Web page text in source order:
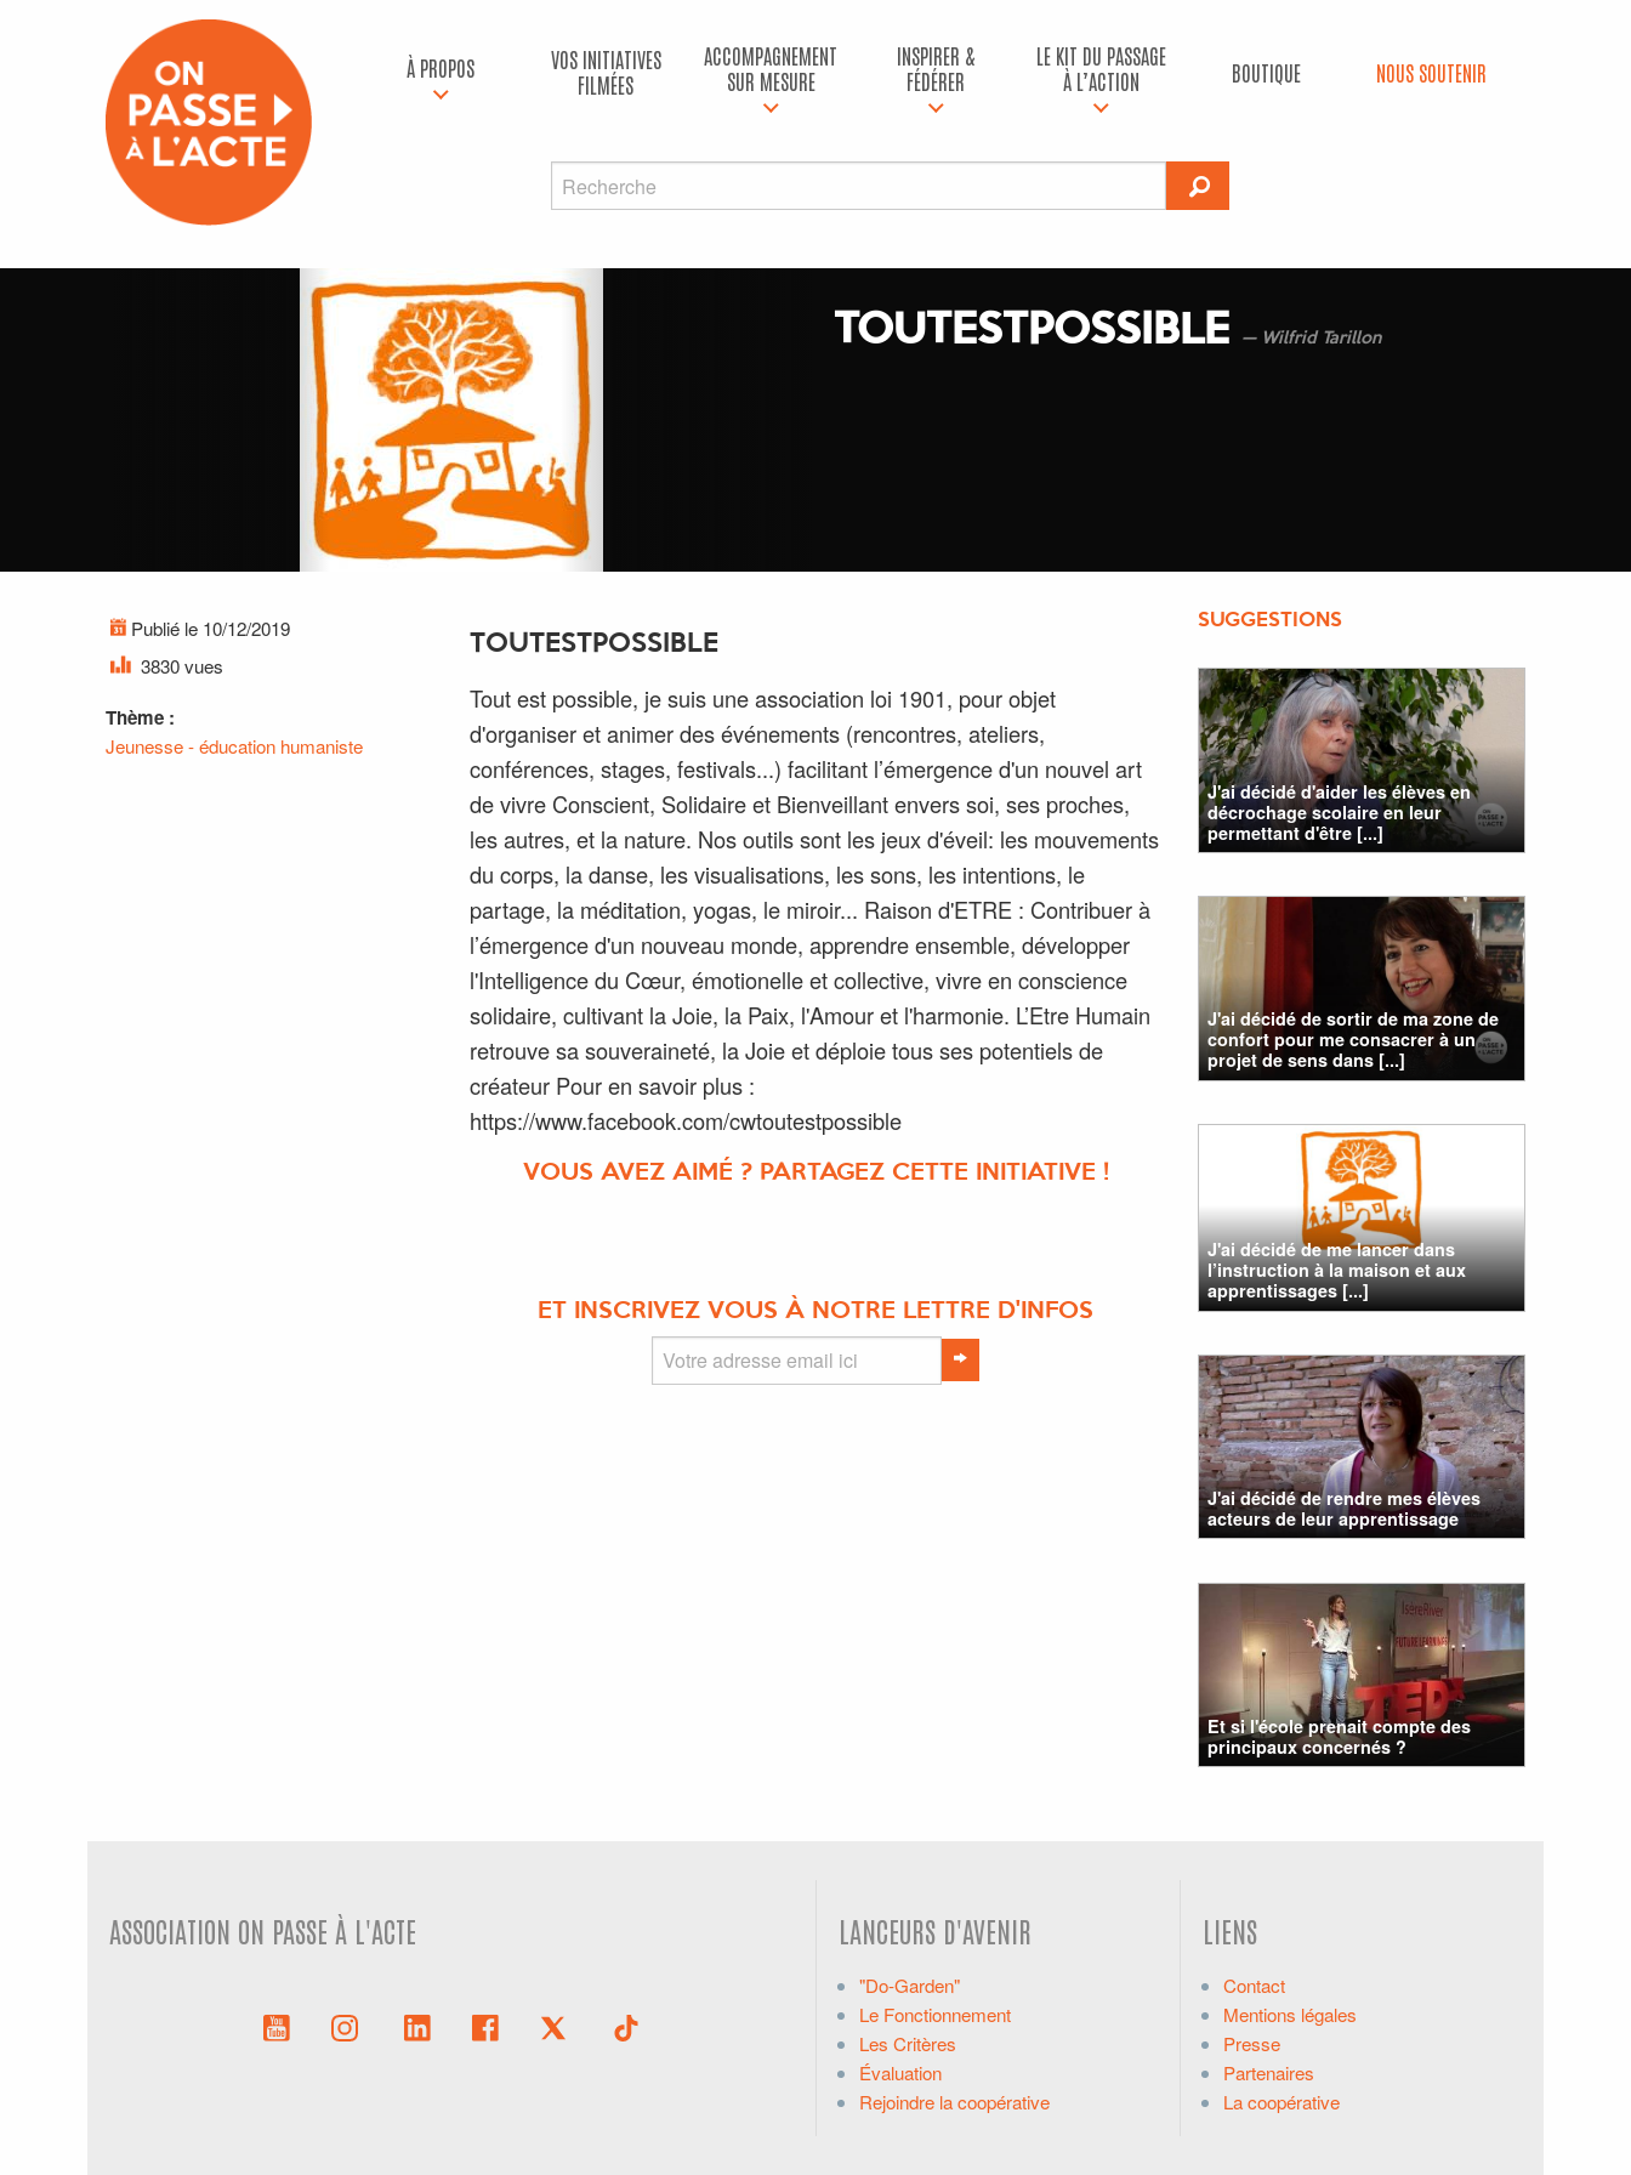
À PROPOS
VOS INITIATIVES
FILMÉES
ACCOMPAGNEMENT
SUR MESURE
INSPIRER &
FÉDÉRER
LE KIT DU PASSAGE
À L’ACTION
BOUTIQUE NOUS SOUTENIR
TOUTESTPOSSIBLE Wilfrid Tarillon
Publié le 10/12/2019
3830 vues
Thème :
Jeunesse - éducation humaniste
TOUTESTPOSSIBLE
Tout est possible, je suis une association loi 1901, pour objet
d'organiser et animer des événements (rencontres, ateliers,
conférences, stages, festivals...) facilitant l’émergence d'un nouvel art
de vivre Conscient, Solidaire et Bienveillant envers soi, ses proches,
les autres, et la nature. Nos outils sont les jeux d'éveil: les mouvements
du corps, la danse, les visualisations, les sons, les intentions, le
partage, la méditation, yogas, le miroir... Raison d'ETRE : Contribuer à
l’émergence d'un nouveau monde, apprendre ensemble, développer
l'Intelligence du Cœur, émotionelle et collective, vivre en conscience
solidaire, cultivant la Joie, la Paix, l'Amour et l'harmonie. L’Etre Humain
retrouve sa souveraineté, la Joie et déploie tous ses potentiels de
créateur Pour en savoir plus :
https://www.facebook.com/cwtoutestpossible
VOUS AVEZ AIMÉ ? PARTAGEZ CETTE INITIATIVE !
ET INSCRIVEZ VOUS À NOTRE LETTRE D'INFOS
SUGGESTIONS
J'ai décidé d'aider les élèves en
décrochage scolaire en leur
permettant d'être [...]
J'ai décidé de sortir de ma zone de
confort pour me consacrer à un
projet de sens dans [...]
J'ai décidé de me lancer dans
l’instruction à la maison et aux
apprentissages [...]
J'ai décidé de rendre mes élèves
acteurs de leur apprentissage
Et si l'école prenait compte des
principaux concernés ?
ASSOCIATION ON PASSE À L'ACTE LANCEURS D'AVENIR
"Do-Garden"
Le Fonctionnement
Les Critères
Évaluation
Rejoindre la coopérative
LIENS
Contact
Mentions légales
Presse
Partenaires
La coopérative